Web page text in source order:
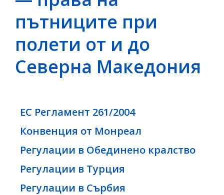
пътниците при
полети от и до
Северна Македония
ЕС Регламент 261/2004
Конвенция от Монреал
Регулации в Обединено кралство
Регулации в Турция
Регулации в Сърбия